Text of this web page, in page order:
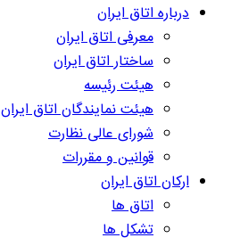
درباره اتاق ایران
معرفی اتاق ایران
ساختار اتاق ایران
هیئت رئیسه
هیئت نمایندگان اتاق ایران
شورای عالی نظارت
قوانین و مقررات
ارکان اتاق ایران
اتاق ها
تشکل ها